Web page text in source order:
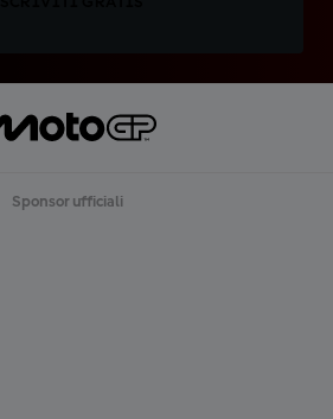
Sponsor ufficiali